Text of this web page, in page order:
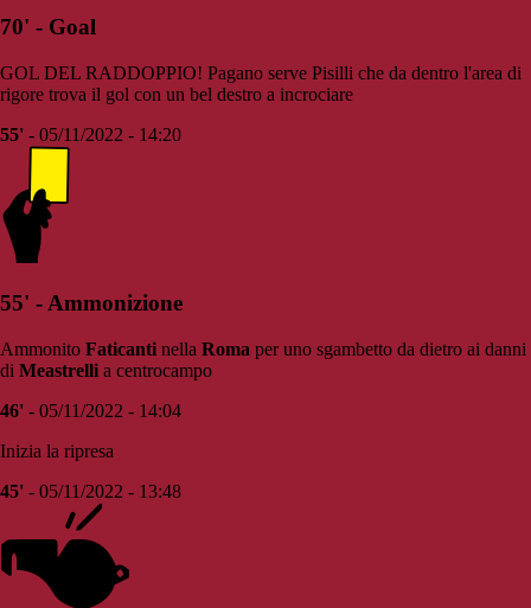
70' - Goal
GOL DEL RADDOPPIO! Pagano serve Pisilli che da dentro l'area di
rigore trova il gol con un bel destro a incrociare
55' - 05/11/2022 - 14:20
55' - Ammonizione
Ammonito Faticanti nella Roma per uno sgambetto da dietro ai danni
di Meastrelli a centrocampo
46' - 05/11/2022 - 14:04
Inizia la ripresa
45' - 05/11/2022 - 13:48